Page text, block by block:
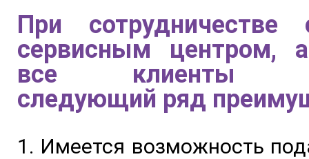
При
сервисным центром,
все клиенты
следующий ряд
1. Имеется возможность